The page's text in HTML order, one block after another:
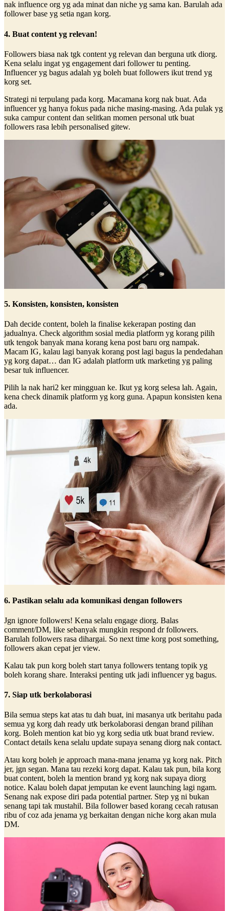
nak influence org yg ada minat dan niche yg sama kan. Barulah ada
follower base yg setia ngan korg.
4. Buat content yg relevan!
Followers biasa nak tgk content yg relevan dan berguna utk diorg.
Kena selalu ingat yg engagement dari follower tu penting.
Influencer yg bagus adalah yg boleh buat followers ikut trend yg
korg set.
Strategi ni terpulang pada korg. Macamana korg nak buat. Ada
influencer yg hanya fokus pada niche masing-masing. Ada pulak yg
suka campur content dan selitkan momen personal utk buat
followers rasa lebih personalised gitew.
5. Konsisten, konsisten, konsisten
Dah decide content, boleh la finalise kekerapan posting dan
jadualnya. Check algorithm sosial media platform yg korang pilih
utk tengok banyak mana korang kena post baru org nampak.
Macam IG, kalau lagi banyak korang post lagi bagus la pendedahan
yg korg dapat… dan IG adalah platform utk marketing yg paling
besar tuk influencer.
Pilih la nak hari2 ker mingguan ke. Ikut yg korg selesa lah. Again,
kena check dinamik platform yg korg guna. Apapun konsisten kena
ada.
6. Pastikan selalu ada komunikasi dengan followers
Jgn ignore followers! Kena selalu engage diorg. Balas
comment/DM, like sebanyak mungkin respond dr followers.
Barulah followers rasa dihargai. So next time korg post something,
followers akan cepat jer view.
Kalau tak pun korg boleh start tanya followers tentang topik yg
boleh korang share. Interaksi penting utk jadi influencer yg bagus.
7. Siap utk berkolaborasi
Bila semua steps kat atas tu dah buat, ini masanya utk beritahu pada
semua yg korg dah ready utk berkolaborasi dengan brand pilihan
korg. Boleh mention kat bio yg korg sedia utk buat brand review.
Contact details kena selalu update supaya senang diorg nak contact.
Atau korg boleh je approach mana-mana jenama yg korg nak. Pitch
jer, jgn segan. Mana tau rezeki korg dapat. Kalau tak pun, bila korg
buat content, boleh la mention brand yg korg nak supaya diorg
notice. Kalau boleh dapat jemputan ke event launching lagi ngam.
Senang nak expose diri pada potential partner. Step yg ni bukan
senang tapi tak mustahil. Bila follower based korang cecah ratusan
ribu of coz ada jenama yg berkaitan dengan niche korg akan mula
DM.